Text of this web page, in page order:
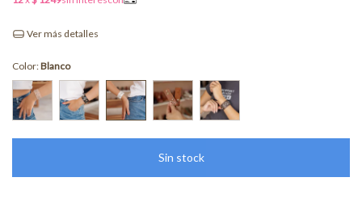
Ver más detalles
Color:Blanco